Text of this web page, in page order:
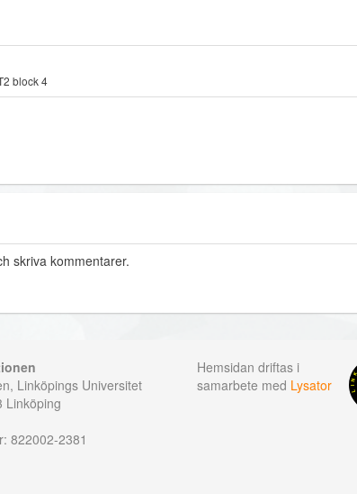
block 4
skriva kommentarer.
Linköpings Universitet
Linköping
822002-2381
Hemsidan driftas i
samarbete med Lysator